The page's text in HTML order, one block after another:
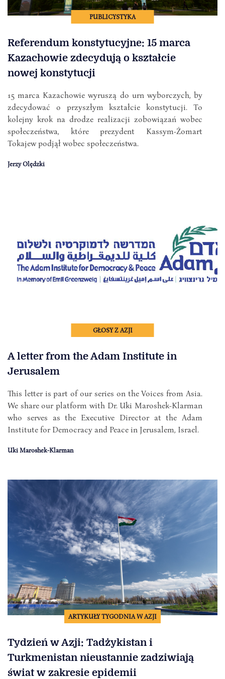
PUBLICYSTYKA
Referendum konstytucyjne: 15 marca
Kazachowie zdecydują o kształcie
nowej konstytucji
15 marca Kazachowie wyruszą do urn wyborczych, by
zdecydować o przyszłym kształcie konstytucji. To
kolejny krok na drodze realizacji zobowiązań wobec
społeczeństwa, które prezydent Kassym-Żomart
Tokajew podjął wobec społeczeństwa.
Jerzy Olędzki
GŁOSY Z AZJI
A letter from the Adam Institute in
Jerusalem
This letter is part of our series on the Voices from Asia.
We share our platform with Dr. Uki Maroshek-Klarman
who serves as the Executive Director at the Adam
Institute for Democracy and Peace in Jerusalem, Israel.
Uki Maroshek-Klarman
ARTYKUŁY TYGODNIA W AZJI
Tydzień w Azji: Tadżykistan i
Turkmenistan nieustannie zadziwiają
świat w zakresie epidemii